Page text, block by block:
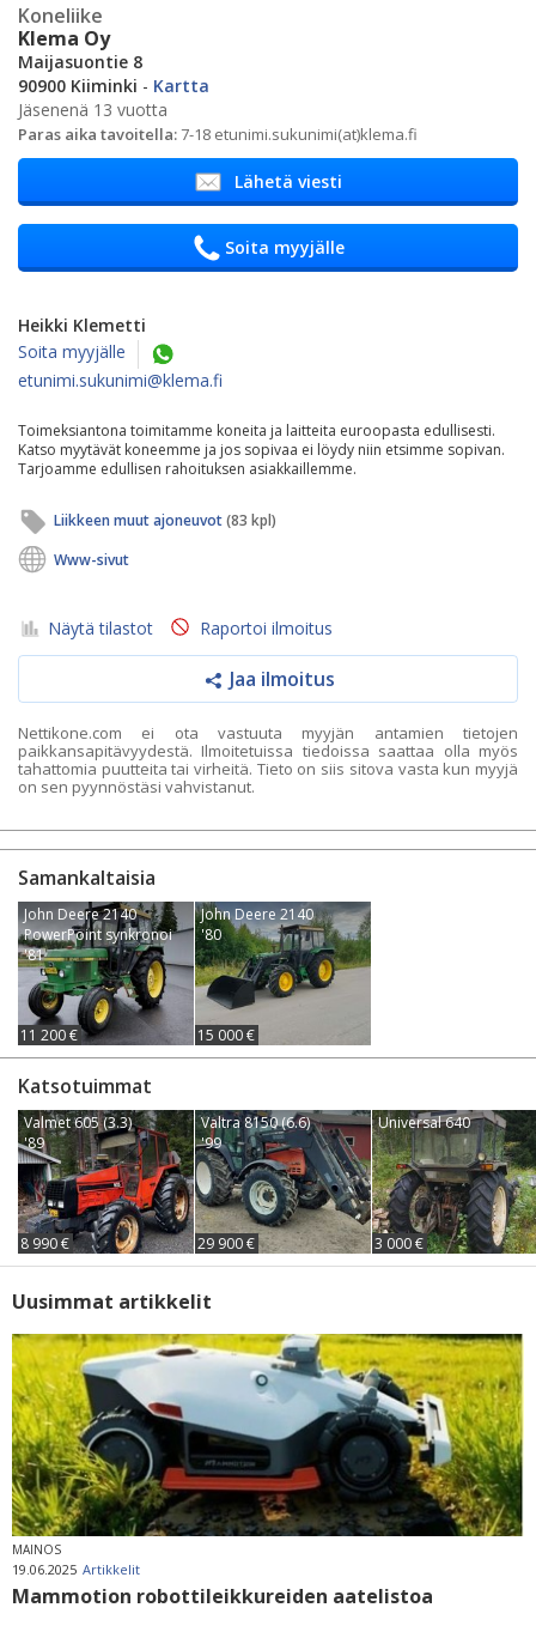
Koneliike
Klema Oy
Maijasuontie 8
90900 Kiiminki - Kartta
Jäsenenä 13 vuotta
Paras aika tavoitella:7-18 etunimi.sukunimi(at)klema.fi
Lähetä viesti
Soita myyjälle
Heikki Klemetti
Soita myyjälle
etunimi.sukunimi@klema.fi
Toimeksiantona toimitamme koneita ja laitteita euroopasta edullisesti.
Katso myytävät koneemme ja jos sopivaa ei löydy niin etsimme sopivan.
Tarjoamme edullisen rahoituksen asiakkaillemme.
Liikkeen muut ajoneuvot(83 kpl)
Www-sivut
Näytä tilastot Raportoi ilmoitus
Jaa ilmoitus
Nettikone.com ei ota vastuuta myyjän antamien tietojen
paikkansapitävyydestä. Ilmoitetuissa tiedoissa saattaa olla myös
tahattomia puutteita tai virheitä. Tieto on siis sitova vasta kun myyjä
on sen pyynnöstäsi vahvistanut.
Samankaltaisia
John Deere 2140
PowerPoint synkronoi
'81
11 200 €
John Deere 2140
'80
15 000 €
Katsotuimmat
Valmet 605 (3.3)
'89
8 990 €
Valtra 8150 (6.6)
'99
29 900 €
Universal 640
3 000 €
Uusimmat artikkelit
MAINOS
19.06.2025 Artikkelit
Mammotion robottileikkureiden aatelistoa